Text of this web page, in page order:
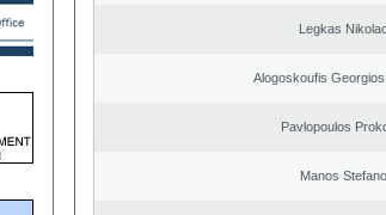
Legkas
Alogoskoufis
Pavlopoulos
Manos